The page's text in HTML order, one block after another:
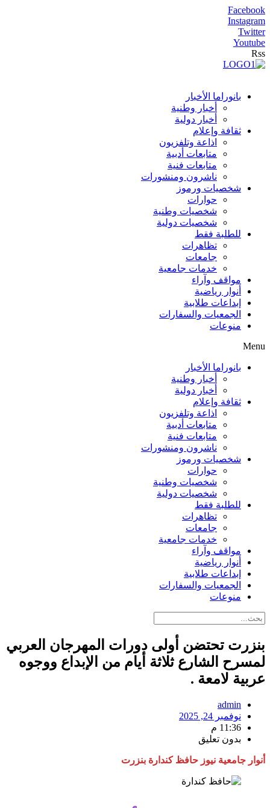
Facebook
Instagram
Twitter
Youtube
Rss
بانوراما الأخبار
أخبار وطنية
أخبار دولية
ثقافة وإعلام
اذاعة وتلفزيون
متابعات أدبية
متابعات فنية
ناشرون ومنشورات
شخصيات ورموز
حوارات
شخصيات وطنية
شخصيات دولية
للطلبة فقط
تظاهرات
جامعات
خدمات جامعية
مواقف وآراء
أنوار رياضية
إبداعات طلابية
الجمعيات والسفارات
منوعات
Menu
بانوراما الأخبار
أخبار وطنية
أخبار دولية
ثقافة وإعلام
اذاعة وتلفزيون
متابعات أدبية
متابعات فنية
ناشرون ومنشورات
شخصيات ورموز
حوارات
شخصيات وطنية
شخصيات دولية
للطلبة فقط
تظاهرات
جامعات
خدمات جامعية
مواقف وآراء
أنوار رياضية
إبداعات طلابية
الجمعيات والسفارات
منوعات
بنزرت تحتضن أولى دورات المهرجان العربي
لمسرح الشارع ثلاثة أيام من الإبداع ووجوه
عربية لامعة .
admin
نوفمبر 24, 2025
11:36 م
بدون تعليق
أنوار جامعية نيوز حافظ كندارة بنزرت